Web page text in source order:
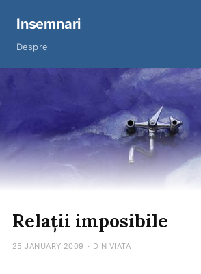
Insemnari
Despre
Relații imposibile
25 JANUARY 2009 · DIN VIATA